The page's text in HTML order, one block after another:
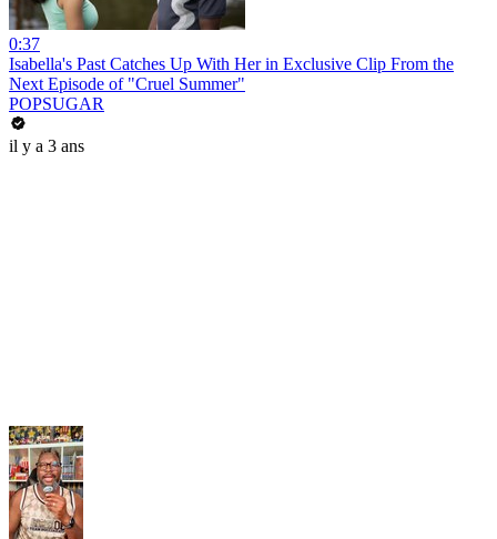
0:37
Isabella's Past Catches Up With Her in Exclusive Clip From the
Next Episode of "Cruel Summer"
POPSUGAR
il y a 3 ans